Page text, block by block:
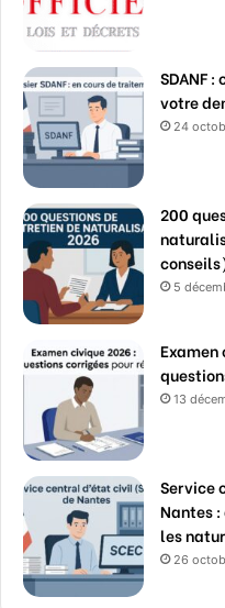
SDANF
votre
24
200
5
13
Service
Nantes
les
26